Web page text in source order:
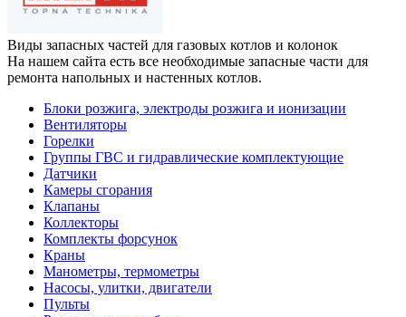
Виды запасных частей для газовых котлов и колонок
На нашем сайта есть все необходимые запасные части для
ремонта напольных и настенных котлов.
Блоки розжига, электроды розжига и ионизации
Вентиляторы
Горелки
Группы ГВС и гидравлические комплектующие
Датчики
Камеры сгорания
Клапаны
Коллекторы
Комплекты форсунок
Краны
Манометры, термометры
Насосы, улитки, двигатели
Пульты